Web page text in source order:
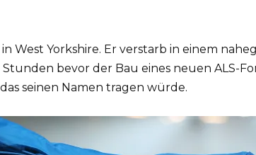
West Yorkshire. Er verstarb in einem
bevor der Bau eines neuen ALS-
seinen Namen tragen würde.